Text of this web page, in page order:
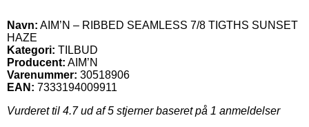
Navn: AIM’N – RIBBED SEAMLESS 7/8 TIGTHS SUNSET
HAZE
Kategori: TILBUD
Producent: AIM’N
Varenummer: 30518906
EAN: 7333194009911
Vurderet til 4.7ud af 5 stjerner baseret på 1 anmeldelser